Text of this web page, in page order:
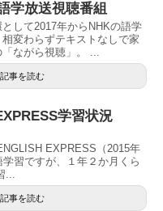
学放送視聴番組
して2017年からNHKの語学
変わらずテキストなしで家
ながら視聴」。 ...
記事を読む
学習状況
EXPRESS（2015年
習ですが、１年２か月くら
...
記事を読む